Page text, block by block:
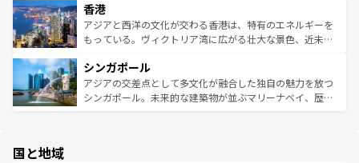
とつ。フォーやバインミー、ベトナムコーヒーなどは、ぜ
ひ現地で味わいたい。どの地域を訪れてもあたたかい人々
が旅行者を迎えてくれるので、きっと忘れられない旅にな
参照してほしい。
の活気が交差している。北部ではチェンマイなどの山岳地
帯で自然と触れ合い、南部ではプーケットやクラビの美し
いビーチでリゾート気分を楽しむことができる。タイ料理
激する。気候は一年中温暖で、どの季節にも異なる楽しみ
が待っている。親しみやすいタイの人々、仏教を中心とし
た文化、そして多様な観光資源が、訪れる旅人を魅了し続
香港
アジアと西洋の文化が交わる香港は、特有のエネルギーを
もっている。ヴィクトリア湾に広がる壮大な景色、近未来
み、どこを訪れても感動するはず。観光スポットが密集し
ており、効率よく見どころを回れるのも魅力。息をのむよ
うな絶景から文化的な体験まで、香港を存分に楽しみ尽く
シンガポール
アジアの交差点として多文化が融合した独自の魅力を放つ
シンガポール。未来的な建築物が並ぶマリーナベイ、歴史
国と地域